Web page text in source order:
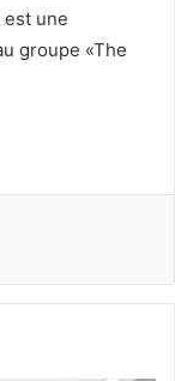
est une
groupe «The